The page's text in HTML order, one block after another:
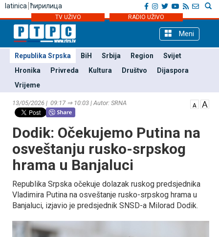
latinica ћирилица
TV UŽIVO RADIO UŽIVO
Meni
Republika Srpska BiH Srbija Region
Svijet
Hronika
Privreda Kultura Društvo
Dijaspora
Vrijeme
13/05/2026 | 09:17 ⇒ 10:03 | Autor: SRNA
Dodik: Očekujemo Putina na
osveštanju rusko-srpskog
hrama u Banjaluci
Republika Srpska očekuje dolazak ruskog predsjednika
Vladimira Putina na osveštanje rusko-srpskog hrama u
Banjaluci, izjavio je predsjednik SNSD-a Milorad Dodik.